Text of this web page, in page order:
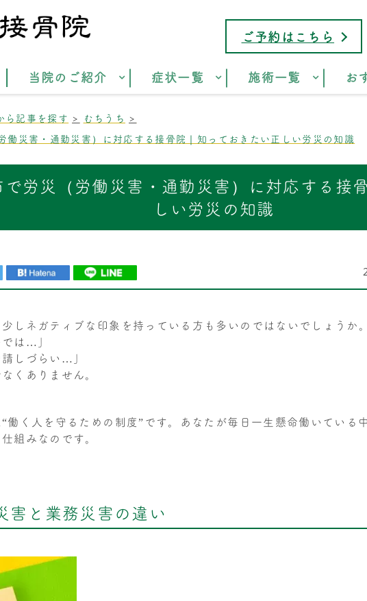
ご予約はこちら
当院のご紹介 症状一覧 施術一覧 お
ら記事を探す
むちうち
働災害・通勤災害）に対応する接骨院｜知っておきたい正しい労災の知識
労災（労働災害・通勤災害）に対応する接
しい労災の知識
しネガティブな印象を持っている方も多いのではないでしょうか。
は…」
しづらい…」
くありません。
働く人を守るための制度”です。あなたが毎日一生懸命働いている
組みなのです。
害と業務災害の違い